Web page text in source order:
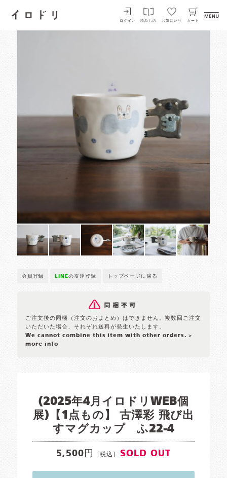
イロドリ
ログイン 読みもの お気にいり カート
会員登録 LINEの友達登録 トップページに戻る
ご注文後の同梱（注文のおまとめ）はできません。複数回ご注文
いただいた場合、それぞれ送料が発生いたします。
We cannot combine this item with other orders. >
more info
(2025年4月イロドリWEB個
展)【1点もの】 古澤彩 飛び出
すマグカップ ふ22-4
5,500円 [税込] SOLD OUT